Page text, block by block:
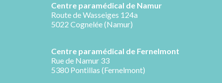
Centre paramédical de Namur
Route de Wasseiges 124a
5022 Cognelée (Namur)
Centre paramédical de Fernelmont
Rue de Namur 33
5380 Pontillas (Fernelmont)